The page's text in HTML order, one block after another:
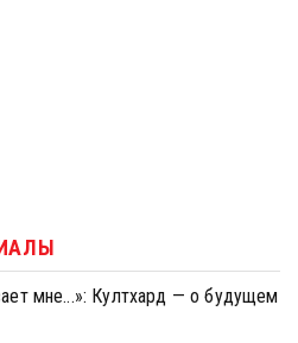
мне...»: Култхард — о будущем